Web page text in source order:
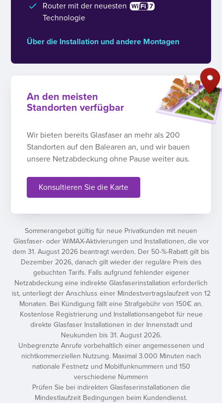
Router mit der neuesten
Technologie
Über die Installation und andere Montagen
An den meisten
Standorten verfügbar
Wir bieten bereits Glasfaser an mehr als 200
Standorten auf den Balearen an, und wir bauen
unsere Netzabdeckung ohne Pause weiter aus.
Konsultieren Sie die Karte
Sommerangebot gültig für neue Privatkunden mit neuen
Glasfaser- oder WiMAX-Aktivierungen und Installationen, die vor
dem 31. August 2026 beantragt werden. Der 50-%-Rabatt gilt bis
Dezember 2026, danach gilt wieder der reguläre Preis des
gebuchten Tarifs. Falls aufgrund fehlender eigener
Netzabdeckung eine indirekte Glasfaserinstallation erforderlich
ist, unterliegt der Anschluss einer Mindestvertragslaufzeit von 12
Monaten. Bei Kündigung fällt eine Strafgebühr von 150€ an.
Kostenlose Registrierung und Installationsangebot für neue
direkte Glasfaser Installationen in der Innenstadt und
Neukunden bis 31. August 2026.
Unbegrenzte Anrufe vorbehaltlich einer angemessenen und
nichtkommerziellen Nutzung. Maximal 3.000 Minuten nach
nationale Festnetz und Mobilfunknummern und 150
verschiedene Nummern
Prüfen Sie bei indirekten Glasfaserinstallationen die
Mindestlaufzeit Bedingungen beim Kundendienst.